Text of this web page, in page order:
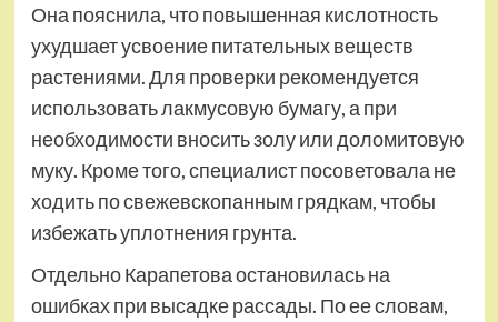
Она пояснила, что повышенная кислотность
ухудшает усвоение питательных веществ
растениями. Для проверки рекомендуется
использовать лакмусовую бумагу, а при
необходимости вносить золу или доломитовую
муку. Кроме того, специалист посоветовала не
ходить по свежевскопанным грядкам, чтобы
избежать уплотнения грунта.
Отдельно Карапетова остановилась на
ошибках при высадке рассады. По ее словам,